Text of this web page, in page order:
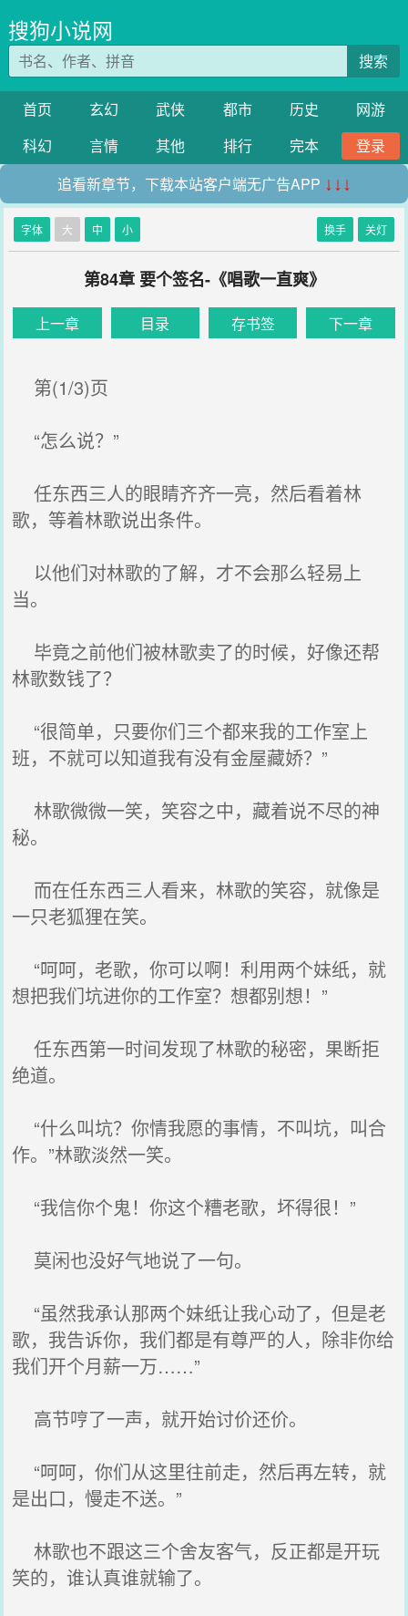
搜狗小说网
搜索
首页 玄幻 武侠 都市 历史
网游
科幻
言情 其他 排行 完本
登录
追看新章节，下载本站客户端无广告APP ↓↓↓
字体 大 中 小 换手 关灯
第84章 要个签名-《唱歌一直爽》
上一章 目录 存书签 下一章
第(1/3)页
“怎么说？”
任东西三人的眼睛齐齐一亮，然后看着林
歌，等着林歌说出条件。
以他们对林歌的了解，才不会那么轻易上
当。
毕竟之前他们被林歌卖了的时候，好像还帮
林歌数钱了？
“很简单，只要你们三个都来我的工作室上
班，不就可以知道我有没有金屋藏娇？”
林歌微微一笑，笑容之中，藏着说不尽的神
秘。
而在任东西三人看来，林歌的笑容，就像是
一只老狐狸在笑。
“呵呵，老歌，你可以啊！利用两个妹纸，就
想把我们坑进你的工作室？想都别想！”
任东西第一时间发现了林歌的秘密，果断拒
绝道。
“什么叫坑？你情我愿的事情，不叫坑，叫合
作。”林歌淡然一笑。
“我信你个鬼！你这个糟老歌，坏得很！”
莫闲也没好气地说了一句。
“虽然我承认那两个妹纸让我心动了，但是老
歌，我告诉你，我们都是有尊严的人，除非你给
我们开个月薪一万……”
高节哼了一声，就开始讨价还价。
“呵呵，你们从这里往前走，然后再左转，就
是出口，慢走不送。”
林歌也不跟这三个舍友客气，反正都是开玩
笑的，谁认真谁就输了。